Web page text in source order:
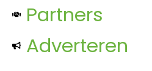
Partners
Adverteren